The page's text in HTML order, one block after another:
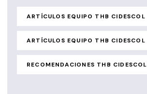
ARTÍCULOS EQUIPO THB CIDESCOL
ARTÍCULOS EQUIPO THB CIDESCOL
RECOMENDACIONES THB CIDESCOL